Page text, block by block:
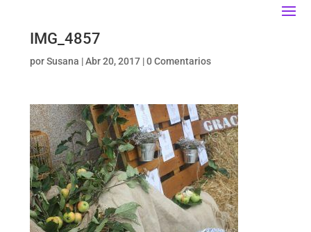
IMG_4857
porSusana |Abr 20, 2017|0 Comentarios